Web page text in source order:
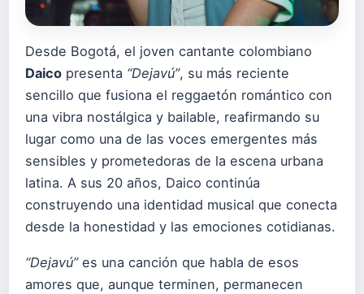
Desde Bogotá, el joven cantante colombiano
Daico presenta “Dejavú”, su más reciente
sencillo que fusiona el reggaetón romántico con
una vibra nostálgica y bailable, reafirmando su
lugar como una de las voces emergentes más
sensibles y prometedoras de la escena urbana
latina. A sus 20 años, Daico continúa
construyendo una identidad musical que conecta
desde la honestidad y las emociones cotidianas.
“Dejavú”es una canción que habla de esos
amores que, aunque terminen, permanecen